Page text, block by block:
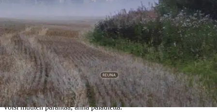
Ominaisuudet
Oletko tyytyväinen tuotetietoihin?
Ovatko tuotetiedot riittävät? Jos tuotetiedoissa on puutteita tai niitä
voisi muuten parantaa, anna palautetta.